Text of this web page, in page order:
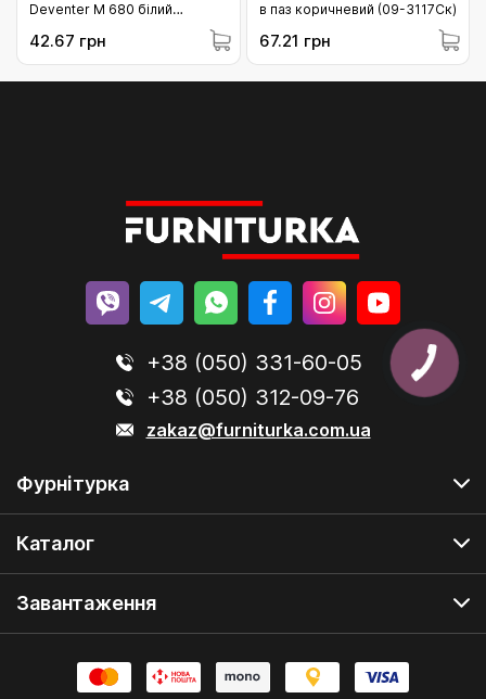
Deventer М 680 білий
42.67 грн
в паз коричневий (09-3117Ск)
67.21 грн
+38 (050) 331-60-05
+38 (050) 312-09-76
zakaz@furniturka.com.ua
Фурнітурка
Каталог
Завантаження